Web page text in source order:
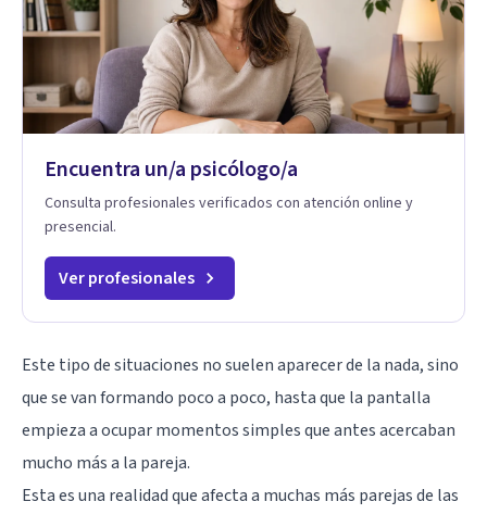
Encuentra un/a psicólogo/a
Consulta profesionales verificados con atención online y
presencial.
Ver profesionales
Este tipo de situaciones no suelen aparecer de la nada, sino
que se van formando poco a poco, hasta que la pantalla
empieza a ocupar momentos simples que antes acercaban
mucho más a la pareja.
Esta es una realidad que afecta a muchas más parejas de las